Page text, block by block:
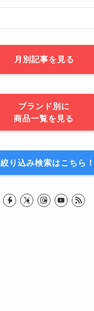
月別記事を見る
ブランド別に
商品一覧を見る
絞り込み検索はこちら！